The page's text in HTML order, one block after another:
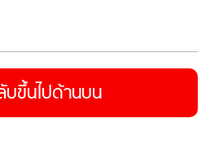
บขึ้นไปด้านบน